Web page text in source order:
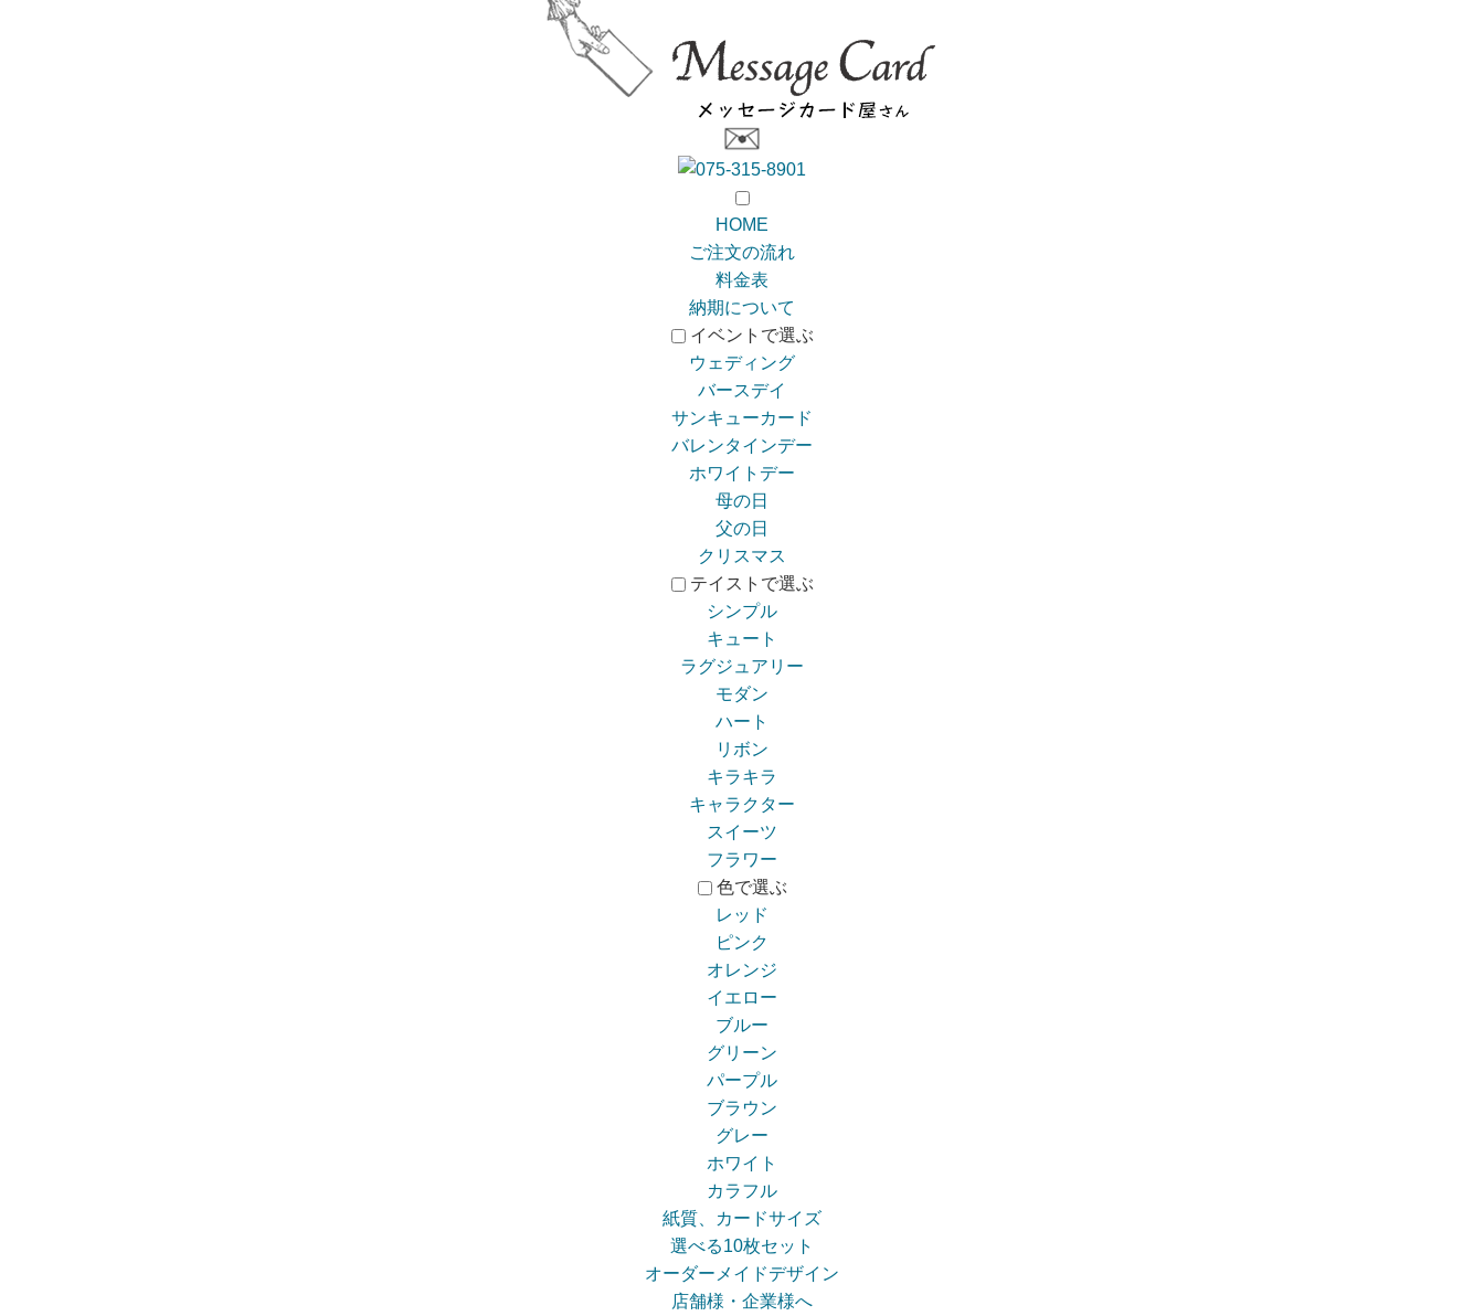
HOME
ご注文の流れ
料金表
納期について
イベントで選ぶ
ウェディング
バースデイ
サンキューカード
バレンタインデー
ホワイトデー
母の日
父の日
クリスマス
テイストで選ぶ
シンプル
キュート
ラグジュアリー
モダン
ハート
リボン
キラキラ
キャラクター
スイーツ
フラワー
色で選ぶ
レッド
ピンク
オレンジ
イエロー
ブルー
グリーン
パープル
ブラウン
グレー
ホワイト
カラフル
紙質、カードサイズ
選べる10枚セット
オーダーメイドデザイン
店舗様・企業様へ